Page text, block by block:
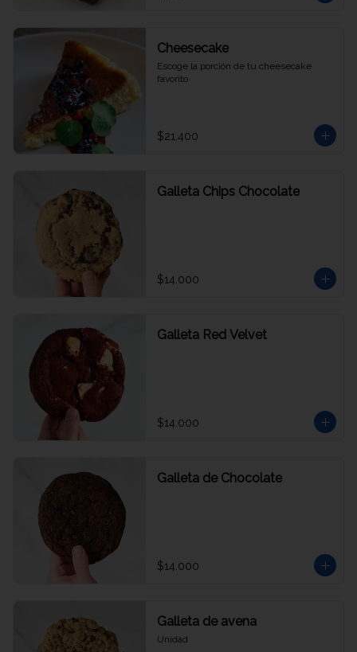
Cheesecake
Escoge la porción de tu cheesecake
favorito
$21.400
Galleta Chips Chocolate
$14.000
Galleta Red Velvet
$14.000
Galleta de Chocolate
$14.000
Galleta de avena
Unidad